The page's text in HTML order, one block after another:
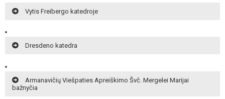
Vytis Freibergo katedroje
Dresdeno katedra
Armanavičių Viešpaties Apreiškimo Švč. Mergelei Marijai
bažnyčia